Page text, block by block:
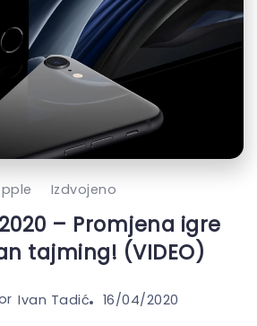
Izdvojeno
– Promjena igre
tajming! (VIDEO)
Ivan Tadić 16/04/2020